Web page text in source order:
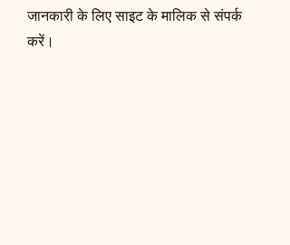
जानकारी के लिए साइट के मालिक से संपर्क
करें।